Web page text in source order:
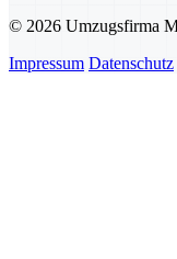
© 2026 Umzugsfirma
Impressum Datenschutz